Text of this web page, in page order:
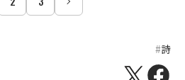
詩